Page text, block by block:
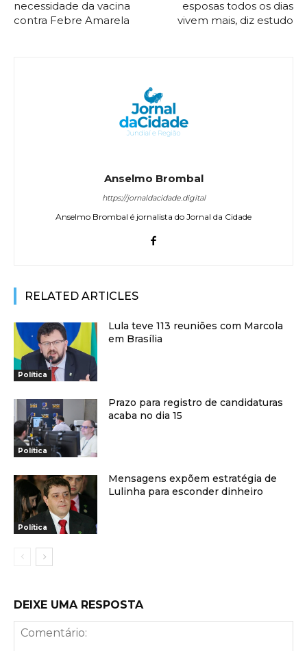
necessidade da vacina
contra Febre Amarela
esposas todos os dias
vivem mais, diz estudo
Anselmo Brombal
https://jornaldacidade.digital
Anselmo Brombal é jornalista do Jornal da Cidade
RELATED ARTICLES
Política
Lula teve 113 reuniões com Marcola
em Brasília
Política
Prazo para registro de candidaturas
acaba no dia 15
Política
Mensagens expõem estratégia de
Lulinha para esconder dinheiro
DEIXE UMA RESPOSTA